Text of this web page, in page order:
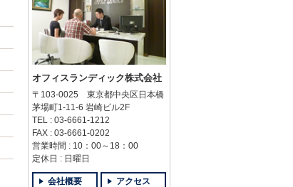
オフィスランディック株式会社
〒103-0025 東京都中央区日本橋
茅場町1-11-6 岩崎ビル2F
TEL : 03-6661-1212
FAX : 03-6661-0202
営業時間 : 10：00～18：00
定休日 : 日曜日
会社概要 アクセス